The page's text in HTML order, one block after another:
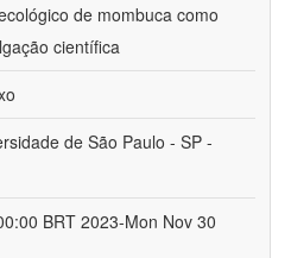
de mombuca como
científica
de São Paulo - SP -
BRT 2023-Mon Nov 30